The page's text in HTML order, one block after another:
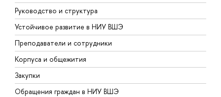
Руководство и структура
Устойчивое развитие в НИУ ВШЭ
Преподаватели и сотрудники
Корпуса и общежития
Закупки
Обращения граждан в НИУ ВШЭ